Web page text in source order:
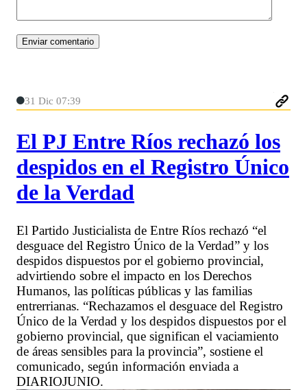
31 Dic 07:39
El PJ Entre Ríos rechazó los
despidos en el Registro Único
de la Verdad
El Partido Justicialista de Entre Ríos rechazó “el
desguace del Registro Único de la Verdad” y los
despidos dispuestos por el gobierno provincial,
advirtiendo sobre el impacto en los Derechos
Humanos, las políticas públicas y las familias
entrerrianas. “Rechazamos el desguace del Registro
Único de la Verdad y los despidos dispuestos por el
gobierno provincial, que significan el vaciamiento
de áreas sensibles para la provincia”, sostiene el
comunicado, según información enviada a
DIARIOJUNIO.